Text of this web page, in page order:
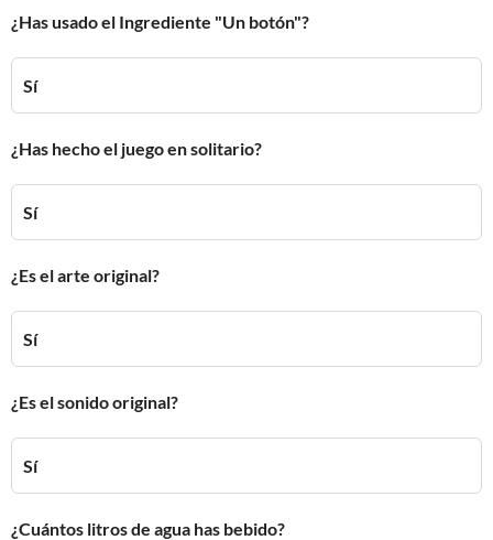
¿Has usado el Ingrediente "Un botón"?
Sí
¿Has hecho el juego en solitario?
Sí
¿Es el arte original?
Sí
¿Es el sonido original?
Sí
¿Cuántos litros de agua has bebido?